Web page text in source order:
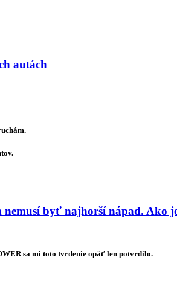
autách
byť najhorší nápad. Ako
sa mi toto tvrdenie opäť len potvrdilo.